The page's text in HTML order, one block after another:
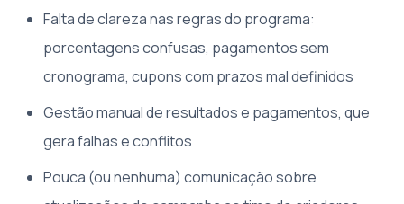
Falta de clareza nas regras do programa:
porcentagens confusas, pagamentos sem
cronograma, cupons com prazos mal definidos
Gestão manual de resultados e pagamentos, que
gera falhas e conflitos
Pouca (ou nenhuma) comunicação sobre